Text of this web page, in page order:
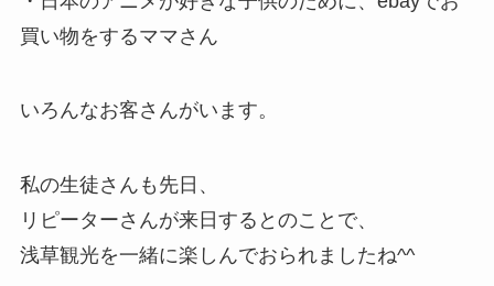
買い物をするママさん
いろんなお客さんがいます。
私の生徒さんも先日、
リピーターさんが来日するとのことで、
浅草観光を一緒に楽しんでおられましたね^^